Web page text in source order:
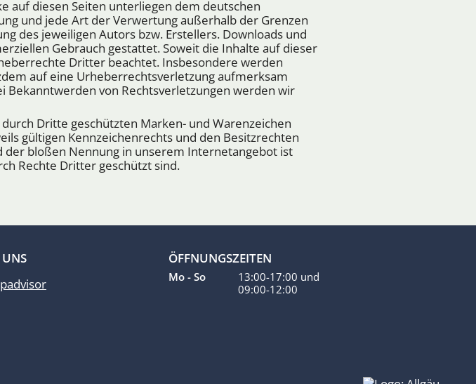
auf diesen Seiten unterliegen dem deutschen
und jede Art der Verwertung außerhalb der Grenzen
des jeweiligen Autors bzw. Erstellers. Downloads und
Gebrauch gestattet. Soweit die Inhalte auf dieser
Dritter beachtet. Insbesondere werden
auf eine Urheberrechtsverletzung aufmerksam
von Rechtsverletzungen werden wir
Dritte geschützten Marken- und Warenzeichen
gültigen Kennzeichenrechts und den Besitzrechten
bloßen Nennung in unserem Internetangebot ist
Rechte Dritter geschützt sind.
UNS
ÖFFNUNGSZEITEN
Mo - So 13:00-17:00 und
09:00-12:00